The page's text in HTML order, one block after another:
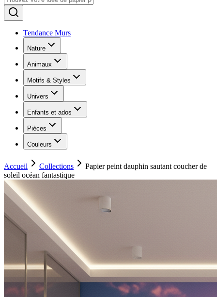
Tendance Murs
Nature
Animaux
Motifs & Styles
Univers
Enfants et ados
Pièces
Couleurs
Accueil Collections
Papier peint dauphin sautant coucher de
soleil océan fantastique